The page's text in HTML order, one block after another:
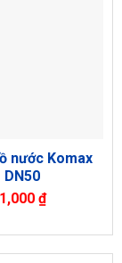
nước Komax
DN50
1,000 ₫